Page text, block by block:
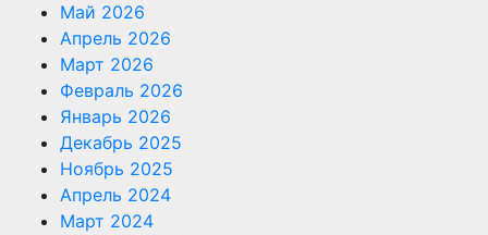
Май 2026
Апрель 2026
Март 2026
Февраль 2026
Январь 2026
Декабрь 2025
Ноябрь 2025
Апрель 2024
Март 2024